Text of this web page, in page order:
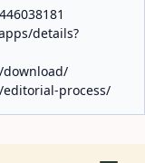
details?
download/
process/